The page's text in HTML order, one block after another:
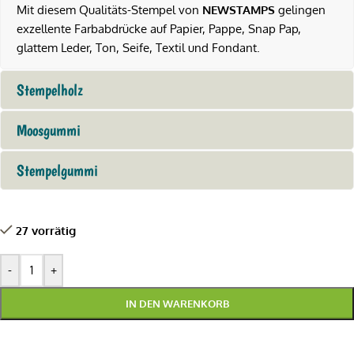
Mit diesem Qualitäts-Stempel von NEWSTAMPS gelingen
exzellente Farbabdrücke auf Papier, Pappe, Snap Pap,
glattem Leder, Ton, Seife, Textil und Fondant.
Stempelholz
Moosgummi
Stempelgummi
27 vorrätig
- +
IN DEN WARENKORB